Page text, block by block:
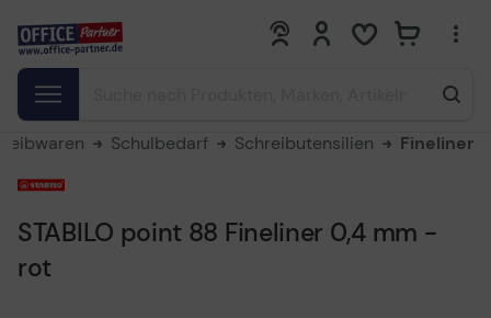
0 0
Schulbedarf Schreibutensilien Fineliner
STABILO point 88 Fineliner 0,4 mm -
rot